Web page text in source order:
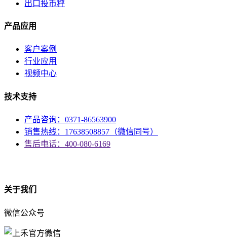
出口投币秤
产品应用
客户案例
行业应用
视频中心
技术支持
产品咨询：0371-86563900
销售热线：17638508857（微信同号）
售后电话：400-080-6169
关于我们
微信公众号